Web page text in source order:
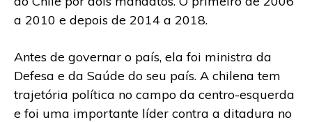
a 2010 e depois de 2014 a 2018.
Antes de governar o país, ela foi ministra da
Defesa e da Saúde do seu país. A chilena tem
trajetória política no campo da centro-esquerda
e foi uma importante líder contra a ditadura no